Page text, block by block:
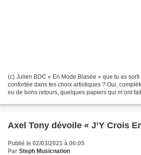
(c) Julien BDC « En Mode Blasée » que tu as sorti
confortée dans tes choix artistiques ? Oui,
eu de bons retours, quelques papiers qui m’ont
Axel Tony dévoile « J’Y Crois
Publié le 02/03/2021 à 06:05
Par Steph Musicnation